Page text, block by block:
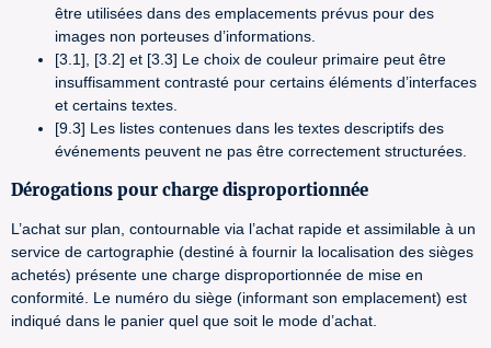
être utilisées dans des emplacements prévus pour des
images non porteuses d’informations.
[3.1], [3.2] et [3.3] Le choix de couleur primaire peut être
insuffisamment contrasté pour certains éléments d’interfaces
et certains textes.
[9.3] Les listes contenues dans les textes descriptifs des
événements peuvent ne pas être correctement structurées.
Dérogations pour charge disproportionnée
L’achat sur plan, contournable via l’achat rapide et assimilable à un
service de cartographie (destiné à fournir la localisation des sièges
achetés) présente une charge disproportionnée de mise en
conformité. Le numéro du siège (informant son emplacement) est
indiqué dans le panier quel que soit le mode d’achat.